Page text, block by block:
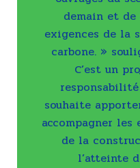
demain et
exigences de la
carbone. »
C’est un
souhaite
accompagner
de la
l’atteinte